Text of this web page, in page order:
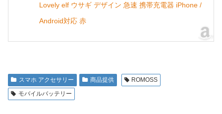
Lovely elf ウサギ デザイン 急速 携帯充電器 iPhone /
Android対応 赤
スマホ アクセサリー 商品提供
ROMOSS
モバイルバッテリー